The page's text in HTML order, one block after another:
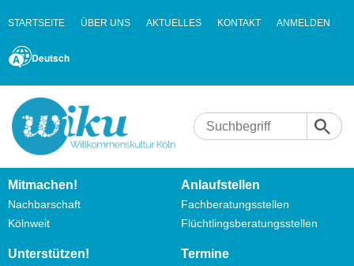
STARTSEITE ÜBER UNS AKTUELLES KONTAKT ANMELDEN
Deutsch
Mitmachen!
Nachbarschaft
Kölnweit
Anlaufstellen
Fachberatungsstellen
Flüchtlingsberatungsstellen
Unterstützen! Termine